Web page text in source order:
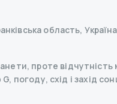
область,
проте
погоду, схід і захід